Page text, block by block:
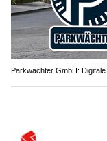
Parkwächter GmbH: